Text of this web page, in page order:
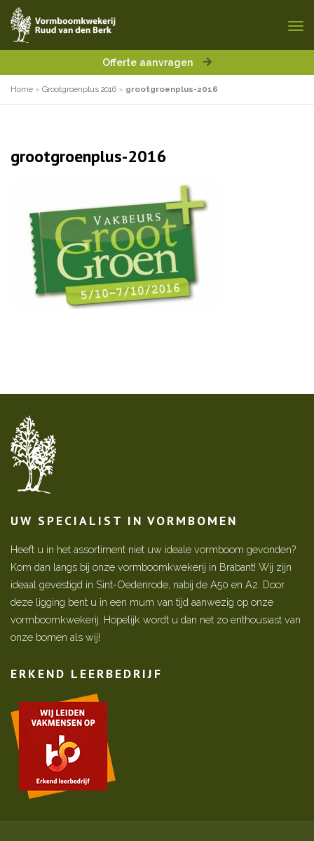
Offerte aanvragen
Home » Grootgroenplus 2016 » grootgroenplus-2016
grootgroenplus-2016
UW SPECIALIST IN VORMBOMEN
Heeft u in het assortiment niet uw ideale vormboom gevonden?
Kom dan langs bij onze vormboomkwekerij in Brabant! Wij zijn
ideaal gevestigd in Sint-Oedenrode, nabij de A50 en A2. Door
deze ligging bent u in een mum van tijd aanwezig op onze
vormboomkwekerij. Hopelijk wordt u dan net zo enthousiast van
onze bomen als wij!
ERKEND LEERBEDRIJF